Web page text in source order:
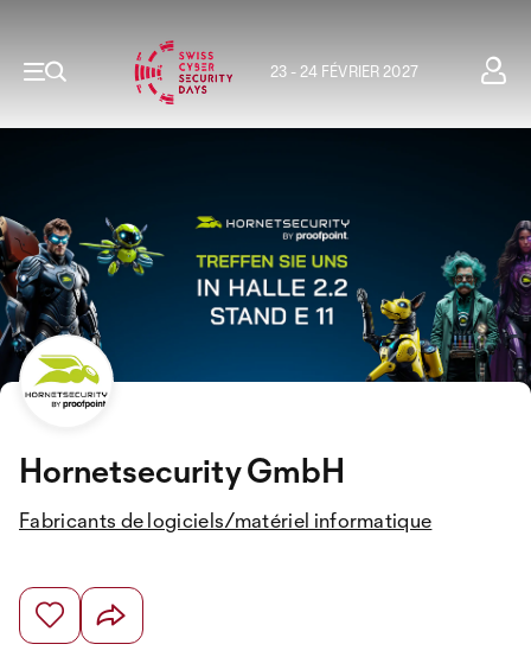
23 - 24 FÉVRIER 2027
Hornetsecurity GmbH
Fabricants de logiciels/matériel informatique